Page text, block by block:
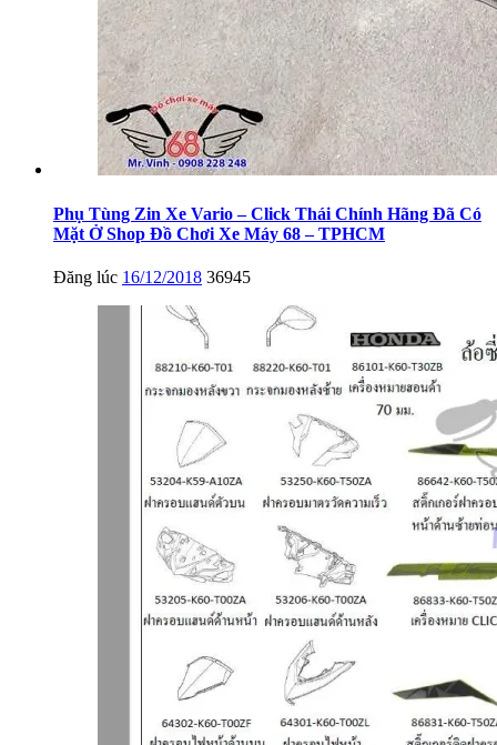
Phụ Tùng Zin Xe Vario – Click Thái Chính Hãng Đã Có
Mặt Ở Shop Đồ Chơi Xe Máy 68 – TPHCM
Đăng lúc 16/12/2018 36945